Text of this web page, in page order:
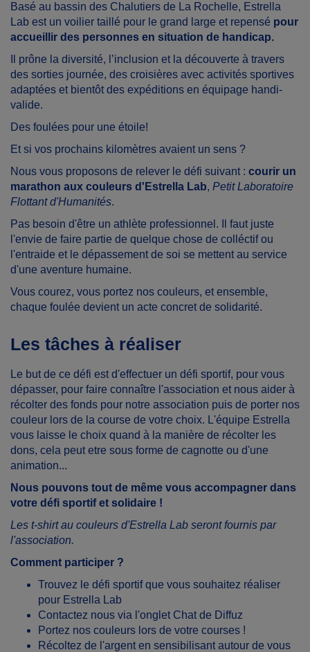
Basé au bassin des Chalutiers de La Rochelle, Estrella
Lab est un voilier taillé pour le grand large et repensé pour
accueillir des personnes en situation de handicap.
Il prône la diversité, l’inclusion et la découverte à travers
des sorties journée, des croisières avec activités sportives
adaptées et bientôt des expéditions en équipage handi-
valide.
Des foulées pour une étoile!
Et si vos prochains kilomètres avaient un sens ?
Nous vous proposons de relever le défi suivant : courir un
marathon aux couleurs d'Estrella Lab, Petit Laboratoire
Flottant d'Humanités.
Pas besoin d'être un athlète professionnel. Il faut juste
l'envie de faire partie de quelque chose de colléctif ou
l'entraide et le dépassement de soi se mettent au service
d'une aventure humaine.
Vous courez, vous portez nos couleurs, et ensemble,
chaque foulée devient un acte concret de solidarité.
Les tâches à réaliser
Le but de ce défi est d'effectuer un défi sportif, pour vous
dépasser, pour faire connaître l'association et nous aider à
récolter des fonds pour notre association puis de porter nos
couleur lors de la course de votre choix. L'équipe Estrella
vous laisse le choix quand à la manière de récolter les
dons, cela peut etre sous forme de cagnotte ou d'une
animation...
Nous pouvons tout de même vous accompagner dans
votre défi sportif et solidaire !
Les t-shirt au couleurs d'Estrella Lab seront fournis par
l'association.
Comment participer ?
Trouvez le défi sportif que vous souhaitez réaliser
pour Estrella Lab
Contactez nous via l'onglet Chat de Diffuz
Portez nos couleurs lors de votre courses !
Récoltez de l'argent en sensibilisant autour de vous